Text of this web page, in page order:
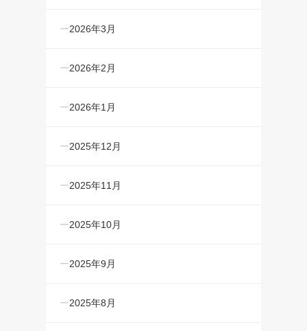
2026年3月
2026年2月
2026年1月
2025年12月
2025年11月
2025年10月
2025年9月
2025年8月